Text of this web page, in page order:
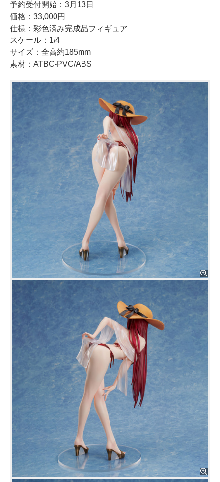
予約受付開始：3月13日
価格：33,000円
仕様：彩色済み完成品フィギュア
スケール：1/4
サイズ：全高約185mm
素材：ATBC-PVC/ABS